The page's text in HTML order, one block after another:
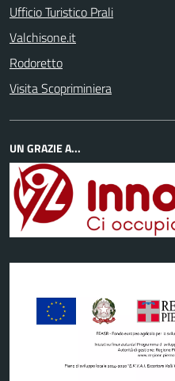
Ufficio Turistico Prali
Valchisone.it
Rodoretto
Visita Scopriminiera
UN GRAZIE A...